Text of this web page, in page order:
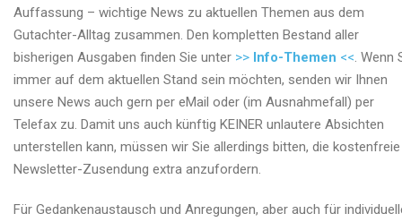
Auffassung – wichtige News zu aktuellen Themen aus dem
Gutachter-Alltag zusammen. Den kompletten Bestand aller
bisherigen Ausgaben finden Sie unter >> Info-Themen <<. Wenn
immer auf dem aktuellen Stand sein möchten, senden wir Ihnen
unsere News auch gern per eMail oder (im Ausnahmefall) per
Telefax zu. Damit uns auch künftig KEINER unlautere Absichten
unterstellen kann, müssen wir Sie allerdings bitten, die kostenfreie
Newsletter-Zusendung extra anzufordern.
Für Gedankenaustausch und Anregungen, aber auch für